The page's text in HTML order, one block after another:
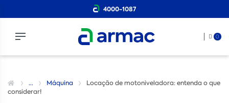
4000-1087
0
... Máquina
Locação de motoniveladora: entenda o que
considerar!